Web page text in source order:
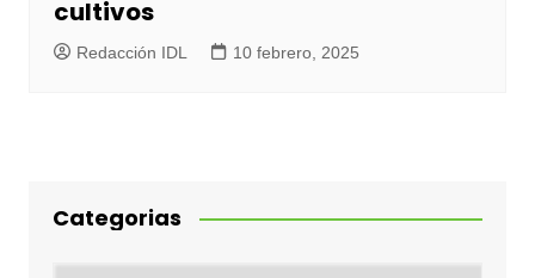
cultivos
Redacción IDL 10 febrero, 2025
Categorias